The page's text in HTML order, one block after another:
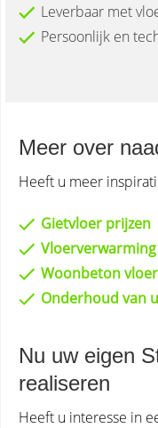
Leverbaar met
Persoonlijk en
Meer over
Heeft u meer
Gietvloer prijzen
Woonbeton
Onderhoud van
Nu uw eigen
realiseren
Heeft u interesse in